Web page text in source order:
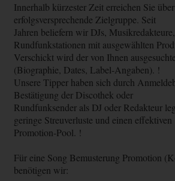
Innerhalb kürzester Zeit erreichen Sie
erfolgsversprechende Zielgruppe. Seit
Jahren beliefern wir DJs,
Rundfunkstationen mit ausgewählten
Verschickt wird der von Ihnen
(Biographie, Dates, Label-Angaben). !
Unsere Tipper haben sich durch
Bestätigung der Discothek oder
Rundfunksender als DJ oder Redakteur
geringe Streuverluste und einen effektiven
Promotion-Pool. !
Für eine Song Bemusterung Promotion
benötigen wir: